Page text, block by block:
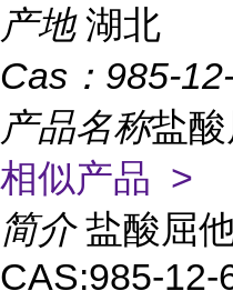
产地 湖北
Cas： 985-
产品名称盐
相似产品 >
简介 盐酸屈
CAS:985-12-